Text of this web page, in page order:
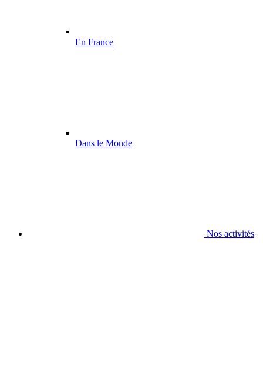
En France
Dans le Monde
Nos activités